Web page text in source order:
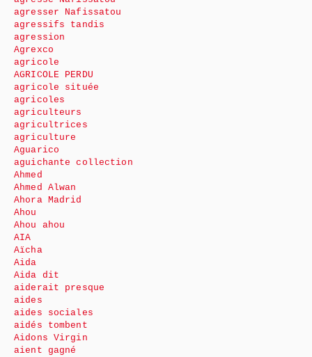
agresser Nafissatou
agressifs tandis
agression
Agrexco
agricole
AGRICOLE PERDU
agricole située
agricoles
agriculteurs
agricultrices
agriculture
Aguarico
aguichante collection
Ahmed
Ahmed Alwan
Ahora Madrid
Ahou
Ahou ahou
AIA
Aïcha
Aida
Aida dit
aiderait presque
aides
aides sociales
aidés tombent
Aidons Virgin
aient gagné